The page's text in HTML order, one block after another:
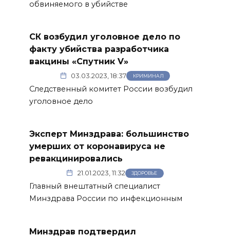
обвиняемого в убийстве
СК возбудил уголовное дело по
факту убийства разработчика
вакцины «Спутник V»
03.03.2023, 18:37 КРИМИНАЛ
Следственный комитет России возбудил
уголовное дело
Эксперт Минздрава: большинство
умерших от коронавируса не
ревакцинировались
21.01.2023, 11:32 ЗДОРОВЬЕ
Главный внештатный специалист
Минздрава России по инфекционным
Минздрав подтвердил